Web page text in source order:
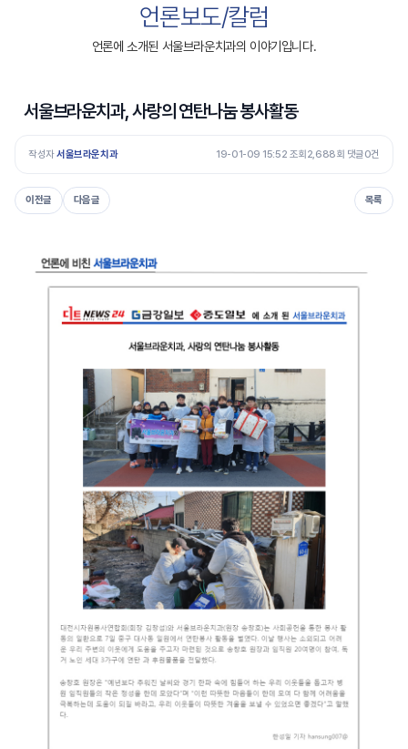
언론보도/칼럼
언론에 소개된 서울브라운치과의 이야기입니다.
서울브라운치과, 사랑의 연탄나눔 봉사활동
작성자서울브라운치과 19-01-09 15:52 조회2,688회 댓글0건
이전글 다음글 목록